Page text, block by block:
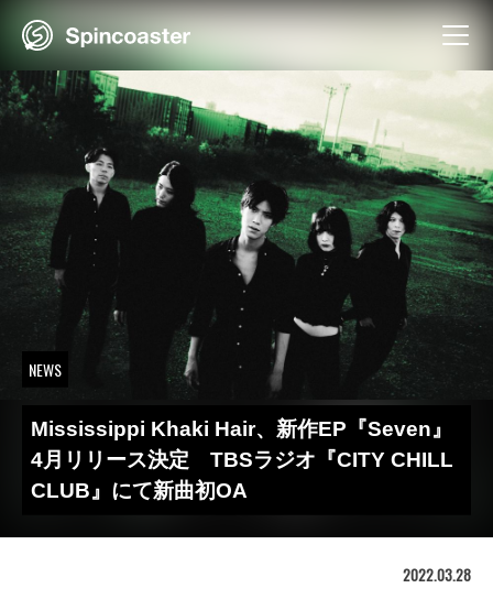
NEWS
Mississippi Khaki Hair、新作EP『Seven』
4月リリース決定 TBSラジオ『CITY CHILL
CLUB』にて新曲初OA
2022.03.28